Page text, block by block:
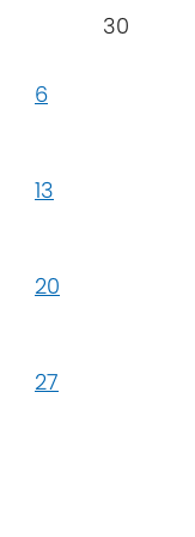
30
6
13
20
27